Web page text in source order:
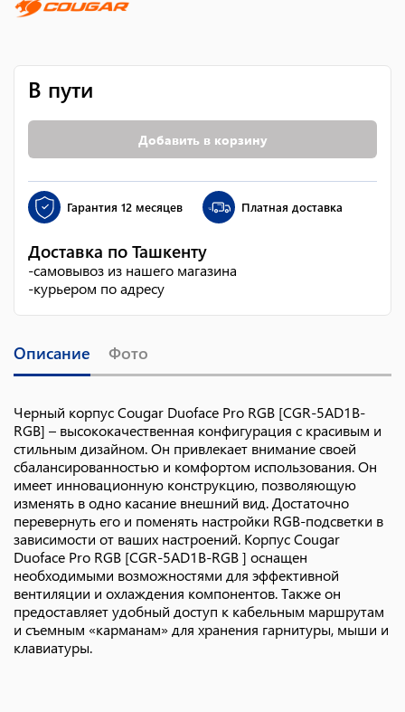
В пути
Добавить в корзину
Гарантия 12 месяцев Платная доставка
Доставка по Ташкенту
-самовывоз из нашего магазина
-курьером по адресу
Описание Фото
Черный корпус Cougar Duoface Pro RGB [CGR-5AD1B-
RGB] – высококачественная конфигурация с красивым и
стильным дизайном. Он привлекает внимание своей
сбалансированностью и комфортом использования. Он
имеет инновационную конструкцию, позволяющую
изменять в одно касание внешний вид. Достаточно
перевернуть его и поменять настройки RGB-подсветки в
зависимости от ваших настроений. Корпус Cougar
Duoface Pro RGB [CGR-5AD1B-RGB ] оснащен
необходимыми возможностями для эффективной
вентиляции и охлаждения компонентов. Также он
предоставляет удобный доступ к кабельным маршрутам
и съемным «карманам» для хранения гарнитуры, мыши и
клавиатуры.